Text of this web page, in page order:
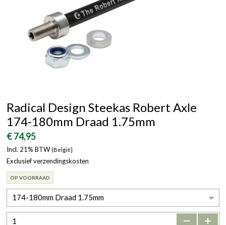
Radical Design Steekas Robert Axle
174-180mm Draad 1.75mm
€ 74,95
Incl. 21% BTW (België}
Exclusief verzendingskosten
OP VOORRAAD
174-180mm Draad 1.75mm
- +